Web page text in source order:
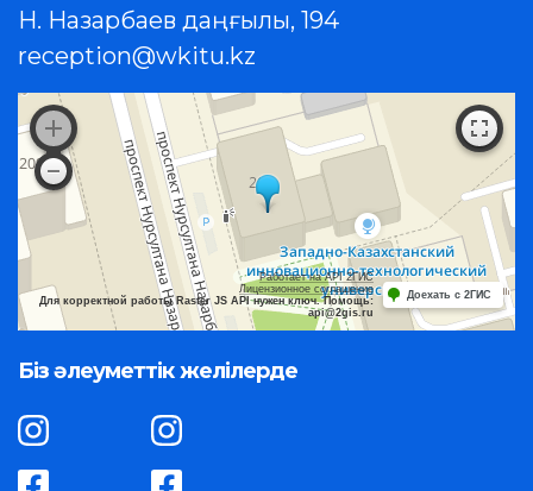
Н. Назарбаев даңғылы, 194
reception@wkitu.kz
Работает на API 2ГИС
Лицензионное соглашение
Для корректной работы Raster JS API нужен ключ. Помощь:
api@2gis.ru
Доехать с 2ГИС
Біз әлеуметтік желілерде